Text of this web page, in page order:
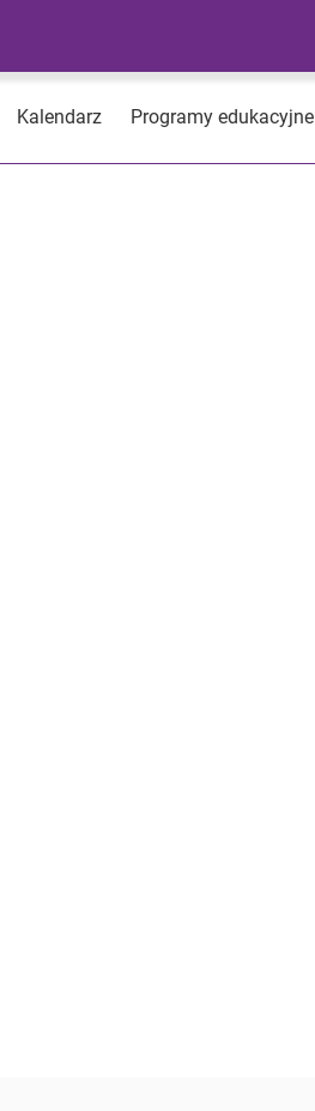
Kalendarz Programy edukacyjne